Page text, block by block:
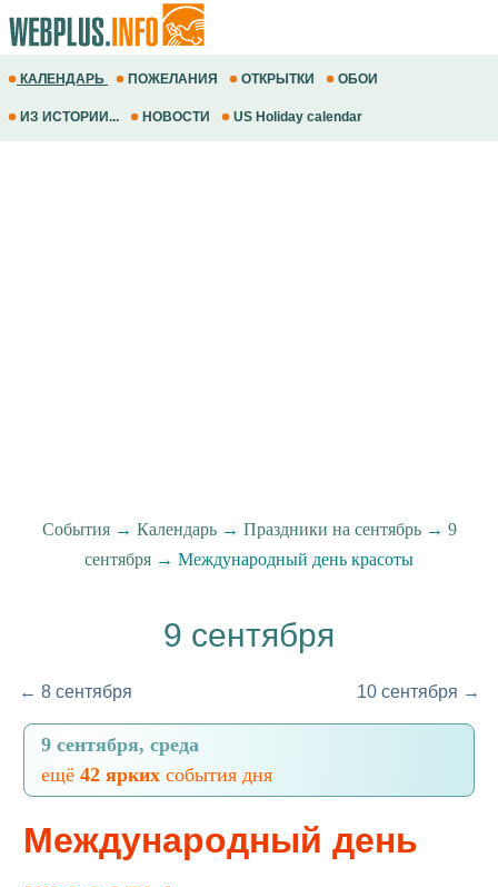
КАЛЕНДАРЬ ПОЖЕЛАНИЯ ОТКРЫТКИ ОБОИ
ИЗ ИСТОРИИ... НОВОСТИ US Holiday calendar
События→ Календарь→ Праздники на сентябрь→ 9
сентября → Международный день красоты
9 сентября
← 8 сентября 10 сентября →
9 сентября, среда
ещё 42 ярких события дня
Международный день